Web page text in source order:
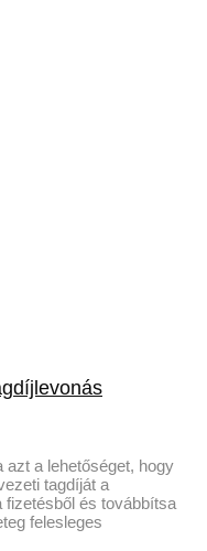
azt a lehetőséget, hogy
tagdíját a
fizetésből és továbbítsa
felesleges